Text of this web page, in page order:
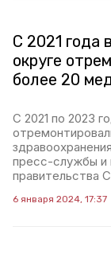
С 2021 года
округе
более 20
С 2021 по 2023
пресс-службы и
правительства
6 января 2024, 17:37